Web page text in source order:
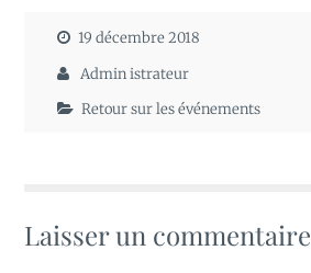
19 décembre 2018
Admin istrateur
Retour sur les événements
Laisser un commentaire